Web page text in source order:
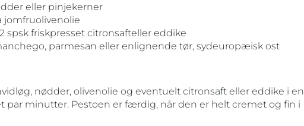
eller pinjekerner
jomfruolivenolie
spsk friskpresset citronsafteller eddike
parmesan eller enlignende tør, sydeuropæisk ost
nødder, olivenolie og eventuelt citronsaft eller eddike i en
par minutter. Pestoen er færdig, når den er helt cremet og fin i